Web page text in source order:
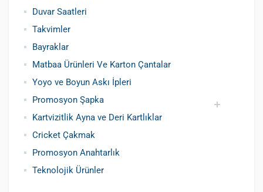
Duvar Saatleri
Takvimler
Bayraklar
Matbaa Ürünleri Ve Karton Çantalar
Yoyo ve Boyun Askı İpleri
Promosyon Şapka
Pamuklu Şapka
Polyester Şapka
Baskılı Şapka Toptan
Kartvizitlik Ayna ve Deri Kartlıklar
Cricket Çakmak
Promosyon Anahtarlık
Teknolojik Ürünler